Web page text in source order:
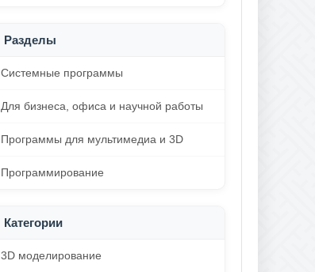
Разделы
Системные программы
Для бизнеса, офиса и научной работы
Программы для мультимедиа и 3D
Программирование
Категории
3D моделирование